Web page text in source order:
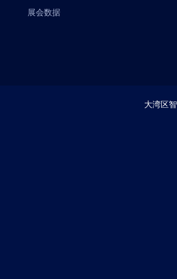
展会数据
大湾区